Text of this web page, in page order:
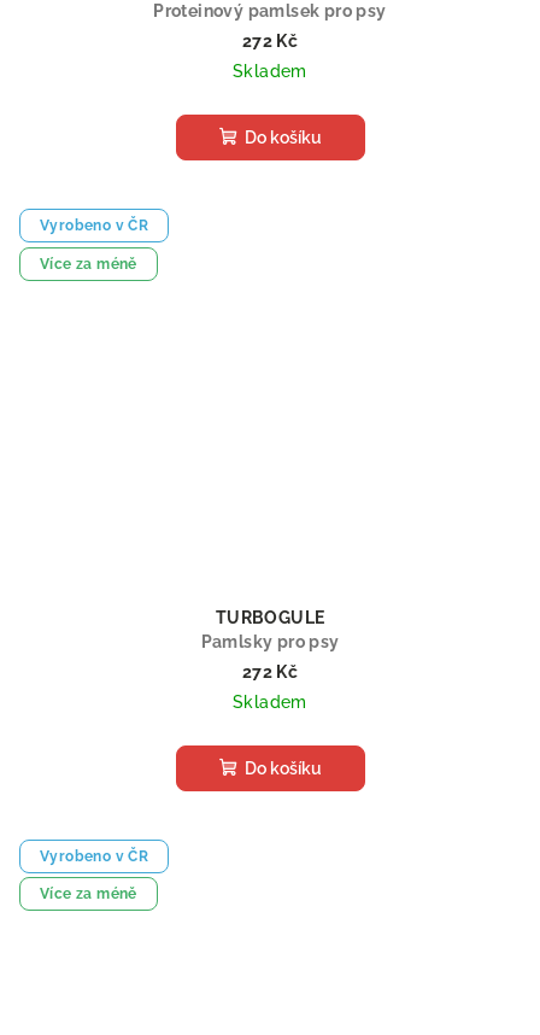
Proteinový pamlsek pro psy
272 Kč
Skladem
Do košíku
Vyrobeno v ČR
Více za méně
TURBOGULE
Pamlsky pro psy
272 Kč
Skladem
Do košíku
Vyrobeno v ČR
Více za méně